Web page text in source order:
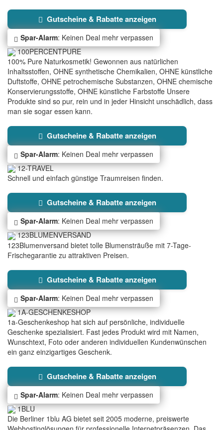
Gutscheine & Rabatte anzeigen
Spar-Alarm: Keinen Deal mehr verpassen
100PERCENTPURE
100% Pure Naturkosmetik! Gewonnen aus natürlichen
Inhaltsstoffen, OHNE synthetische Chemikalien, OHNE künstliche
Duftstoffe, OHNE petrochemische Substanzen, OHNE chemische
Konservierungsstoffe, OHNE künstliche Farbstoffe Unsere
Produkte sind so pur, rein und in jeder Hinsicht unschädlich, dass
man sie sogar essen kann.
Gutscheine & Rabatte anzeigen
Spar-Alarm: Keinen Deal mehr verpassen
12-TRAVEL
Schnell und einfach günstige Traumreisen finden.
Gutscheine & Rabatte anzeigen
Spar-Alarm: Keinen Deal mehr verpassen
123BLUMENVERSAND
123Blumenversand bietet tolle Blumensträuße mit 7-Tage-
Frischegarantie zu attraktiven Preisen.
Gutscheine & Rabatte anzeigen
Spar-Alarm: Keinen Deal mehr verpassen
1A-GESCHENKESHOP
1a-Geschenkeshop hat sich auf persönliche, individuelle
Geschenke spezialisiert. Fast jedes Produkt wird mit Namen,
Wunschtext, Foto oder anderen individuellen Kundenwünschen
ein ganz einzigartiges Geschenk.
Gutscheine & Rabatte anzeigen
Spar-Alarm: Keinen Deal mehr verpassen
1BLU
Die Berliner 1blu AG bietet seit 2005 moderne, preiswerte